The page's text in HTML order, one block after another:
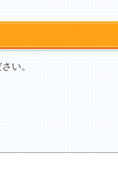
い。